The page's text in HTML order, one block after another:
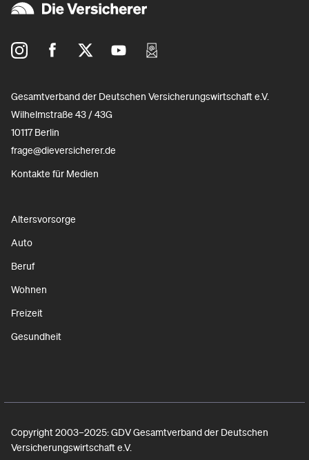
Gesamtverband der Deutschen Versicherungswirtschaft e.V.
Wilhelmstraße 43 / 43G
10117 Berlin
frage@dieversicherer.de
Kontakte für Medien
Altersvorsorge
Auto
Beruf
Wohnen
Freizeit
Gesundheit
Copyright 2003–2025: GDV Gesamtverband der Deutschen
Versicherungswirtschaft e.V.